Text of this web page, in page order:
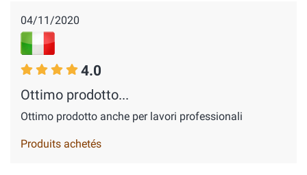
04/11/2020
4.0
Ottimo prodotto...
Ottimo prodotto anche per lavori professionali
Produits achetés